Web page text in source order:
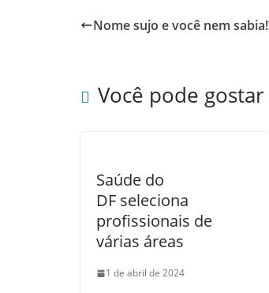
Nome sujo e você nem
Você pode
Saúde do
DF seleciona
profissionais de
várias áreas
1 de abril de 2024